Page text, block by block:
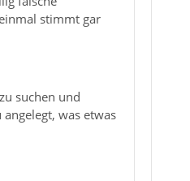
stimmt gar
suchen und
was etwas